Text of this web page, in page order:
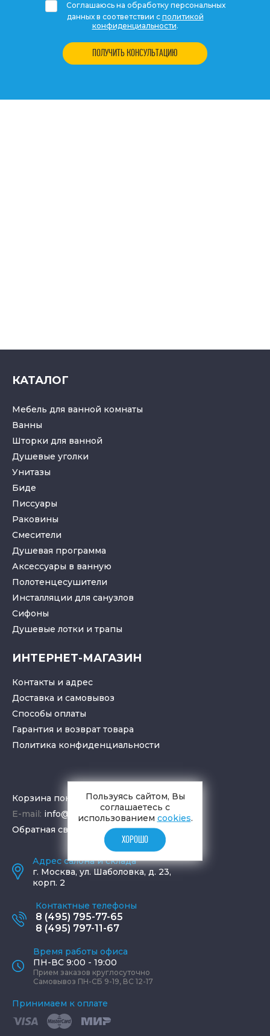
Соглашаюсь на обработку персональных
данных в соответствии с политикой
конфиденциальности.
ПОЛУЧИТЬ КОНСУЛЬТАЦИЮ
КАТАЛОГ
Мебель для ванной комнаты
Ванны
Шторки для ванной
Душевые уголки
Унитазы
Биде
Писсуары
Раковины
Смесители
Душевая программа
Аксессуары в ванную
Полотенцесушители
Инсталляции для санузлов
Cифоны
Душевые лотки и трапы
ИНТЕРНЕТ-МАГАЗИН
Контакты и адрес
Доставка и самовывоз
Способы оплаты
Гарантия и возврат товара
Политика конфиденциальности
Корзина покупок
E-mail: info@aquamir.ru
Обратная связь
Адрес салона и склада
г. Москва,ул. Шаболовка, д. 23,
корп. 2
Контактные телефоны
8 (495) 795-77-65
8 (495) 797-11-67
Время работы офиса
ПН-ВС 9:00 - 19:00
Прием заказов круглосуточно
Самовывоз ПН-СБ 9-19, ВС 12-17
Принимаем к оплате
Пользуясь сайтом, Вы
соглашаетесь с
использованием cookies.
ХОРОШО